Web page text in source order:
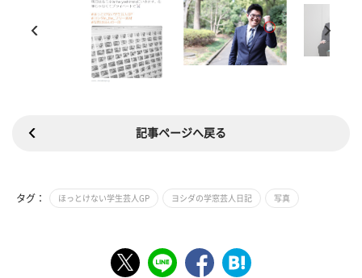
記事ページへ戻る
タグ： ほっとけない学生芸人GP ヨシダの学窓芸人日記 写真